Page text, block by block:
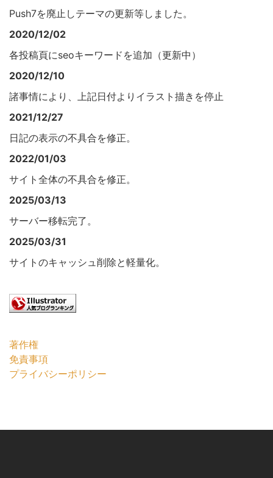
Push7を廃止しテーマの更新等しました。
2020/12/02
各投稿頁にseoキーワードを追加（更新中）
2020/12/10
諸事情により、上記日付よりイラスト描きを停止
2021/12/27
日記の表示の不具合を修正。
2022/01/03
サイト全体の不具合を修正。
2025/03/13
サーバー移転完了。
2025/03/31
サイトのキャッシュ削除と軽量化。
著作権
免責事項
プライバシーポリシー